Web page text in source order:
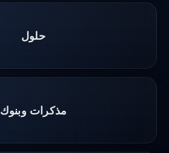
حلول
مذكرات وبنوك